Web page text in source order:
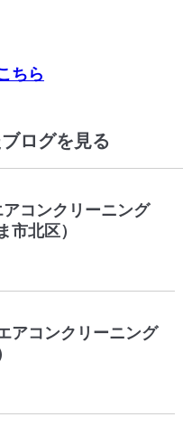
ちら
ログを見る
コンクリーニング
市北区）
アコンクリーニング